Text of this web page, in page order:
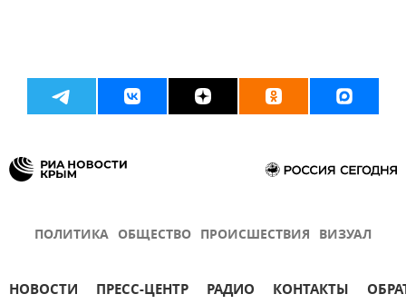
ПОЛИТИКА ОБЩЕСТВО ПРОИСШЕСТВИЯ ВИЗУАЛ
НОВОСТИ ПРЕСС-ЦЕНТР РАДИО КОНТАКТЫ